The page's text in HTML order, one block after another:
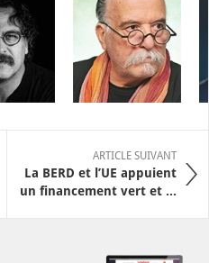
ARTICLE SUIVANT
La BERD et l’UE appuient
un financement vert et ...